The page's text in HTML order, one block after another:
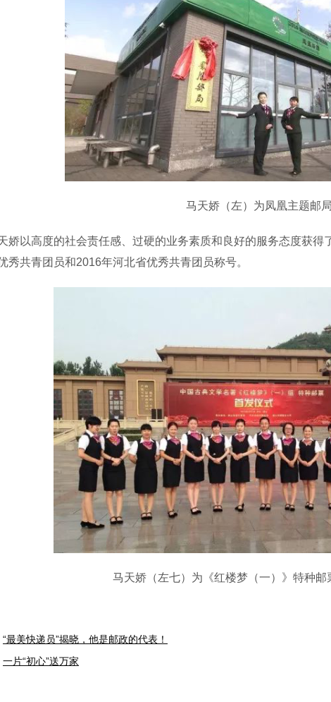
马天娇（左）为凤凰主题邮
以高度的社会责任感、过硬的业务素质和良好的服务态度获得
秀共青团员和2016年河北省优秀共青团员称号。
马天娇（左七）为《红楼梦（一）》特种邮
“最美快递员”揭晓，他是邮政的代表！
一片“初心”送万家